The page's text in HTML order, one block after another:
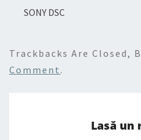
SONY DSC
Trackbacks Are Closed,
Comment .
Lasă un